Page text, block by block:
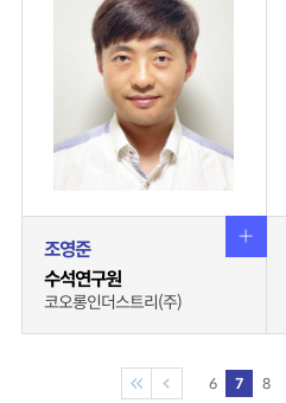
조영준
수석연구원
코오롱인더스트리(주)
6 7 8